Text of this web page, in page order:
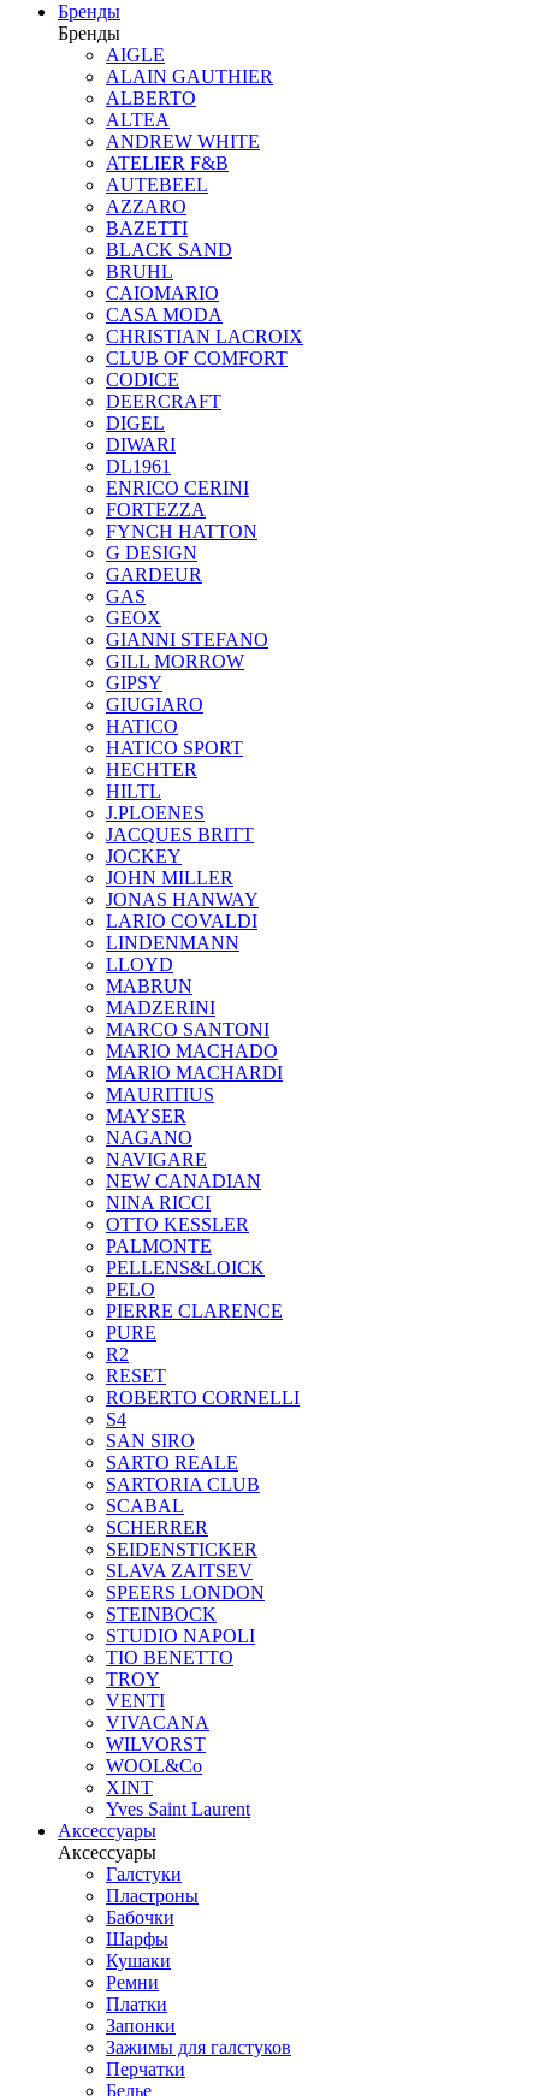
Бренды
Бренды
AIGLE
ALAIN GAUTHIER
ALBERTO
ALTEA
ANDREW WHITE
ATELIER F&B
AUTEBEEL
AZZARO
BAZETTI
BLACK SAND
BRUHL
CAIOMARIO
CASA MODA
CHRISTIAN LACROIX
CLUB OF COMFORT
CODICE
DEERCRAFT
DIGEL
DIWARI
DL1961
ENRICO CERINI
FORTEZZA
FYNCH HATTON
G DESIGN
GARDEUR
GAS
GEOX
GIANNI STEFANO
GILL MORROW
GIPSY
GIUGIARO
HATICO
HATICO SPORT
HECHTER
HILTL
J.PLOENES
JAСQUES BRITT
JOCKEY
JOHN MILLER
JONAS HANWAY
LARIO COVALDI
LINDENMANN
LLOYD
MABRUN
MADZERINI
MARCO SANTONI
MARIO MACHADO
MARIO MACHARDI
MAURITIUS
MAYSER
NAGANO
NAVIGARE
NEW CANADIAN
NINA RICCI
OTTO KESSLER
PALMONTE
PELLENS&LOICK
PELO
PIERRE CLARENCE
PURE
R2
RESET
ROBERTO CORNELLI
S4
SAN SIRO
SARTO REALE
SARTORIA CLUB
SCABAL
SCHERRER
SEIDENSTICKER
SLAVA ZAITSEV
SPEERS LONDON
STEINBOCK
STUDIO NAPOLI
TIO BENETTO
TROY
VENTI
VIVACANA
WILVORST
WOOL&Co
XINT
Yves Saint Laurent
Аксессуары
Аксессуары
Галстуки
Пластроны
Бабочки
Шарфы
Кушаки
Ремни
Платки
Запонки
Зажимы для галстуков
Перчатки
Белье